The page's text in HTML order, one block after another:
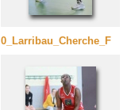
0_Larribau_Cherche_F